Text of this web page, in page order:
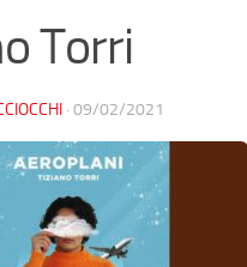
Torri
· 09/02/2021